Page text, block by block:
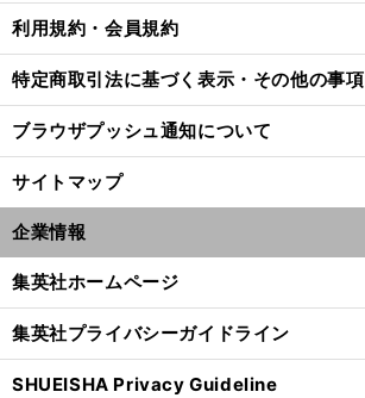
。
落
」
利用規約・会員規約
特定商取引法に基づく表示・その他の事項
ブラウザプッシュ通知について
サイトマップ
企業情報
集英社ホームページ
集英社プライバシーガイドライン
SHUEISHA Privacy Guideline